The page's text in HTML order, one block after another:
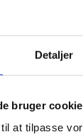
Detaljer
bruger
at tilpasse
– fra